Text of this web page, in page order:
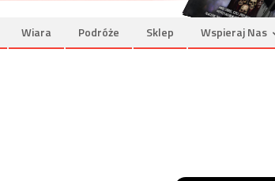
Wiara Podróże Sklep Wspieraj Nas